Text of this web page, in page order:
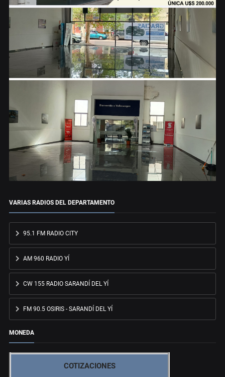
VARIAS RADIOS DEL DEPARTAMENTO
95.1 FM RADIO CITY
AM 960 RADIO YÍ
CW 155 RADIO SARANDÍ DEL YÍ
FM 90.5 OSIRIS - SARANDÍ DEL YÍ
MONEDA
COTIZACIONES